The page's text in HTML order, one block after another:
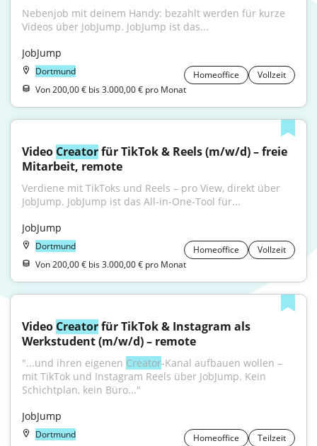
Nebenjob mit deinem Handy: bezahlt werden für kurze
Videos über JobJump. JobJump ist das...
JobJump
Dortmund Homeoffice
Vollzeit
Von 200,00 € bis 3.000,00 € pro Monat
Video Creator für TikTok & Reels (m/w/d) – freie
Mitarbeit, remote
Verdiene mit TikToks und Reels – pro View, direkt über
JobJump. JobJump ist das All-in-One-Tool für...
JobJump
Dortmund Homeoffice
Vollzeit
Von 200,00 € bis 3.000,00 € pro Monat
Video Creator für TikTok & Instagram als
Werkstudent (m/w/d) – remote
"...und ihren eigenen Creator-Kanal aufbauen wollen –
mit TikTok und Instagram Reels über JobJump. Kein
Schichtplan, kein Büro..."
JobJump
Dortmund Homeoffice
Teilzeit